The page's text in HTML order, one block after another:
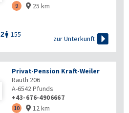
9  25 km
2 155 zur Unterkunft 
Privat-Pension Kraft-Weiler
Rauth 206
A-6542Pfunds
+43-676-4906667
10  12 km